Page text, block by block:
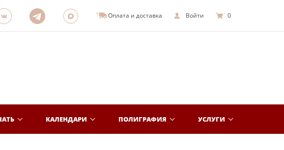
Оплата и доставка Войти 0
КАЛЕНДАРИ ПОЛИГРАФИЯ УСЛУГИ